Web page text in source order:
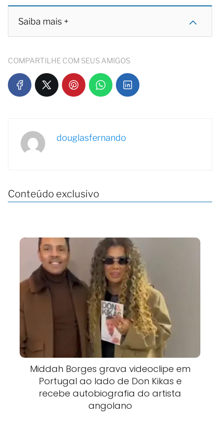
Saiba mais +
COMPARTILHE COM SEUS AMIGOS
douglasfernando
Conteúdo exclusivo
Middah Borges grava videoclipe em
Portugal ao lado de Don Kikas e
recebe autobiografia do artista
angolano